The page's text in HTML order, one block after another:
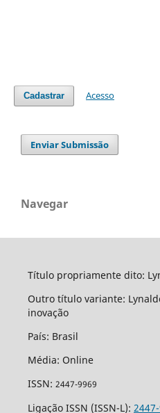
Cadastrar Acesso
Enviar Submissão
Navegar
Título propriamente dito:
Outro título variante:
inovação
País: Brasil
Média: Online
ISSN: 2447-9969
Ligação ISSN (ISSN-L):